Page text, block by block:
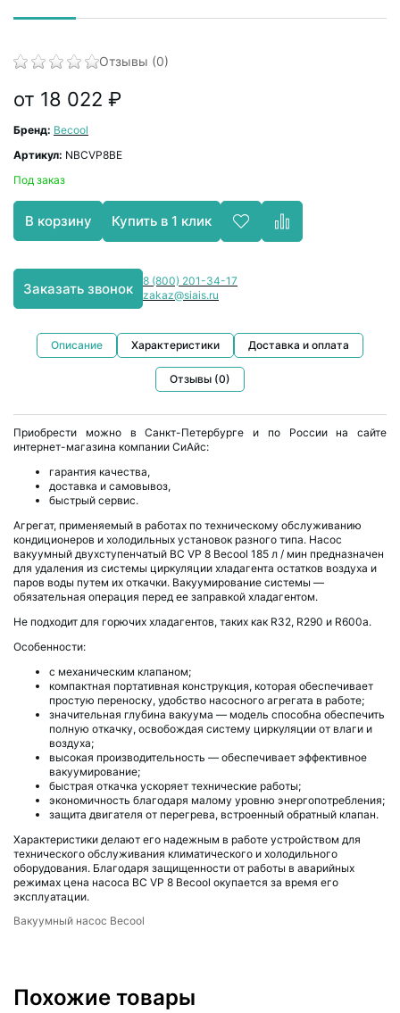
Отзывы (0)
от 18 022 ₽
Бренд: Becool
Артикул: NBCVP8BE
Под заказ
В корзину Купить в 1 клик
Заказать звонок
8 (800) 201-34-17
zakaz@siais.ru
Описание Характеристики Доставка и оплата
Отзывы (0)
Приобрести можно в Санкт-Петербурге и по России на сайте
интернет-магазина компании СиАйс:
гарантия качества,
доставка и самовывоз,
быстрый сервис.
Агрегат, применяемый в работах по техническому обслуживанию
кондиционеров и холодильных установок разного типа. Насос
вакуумный двухступенчатый BC VP 8 Becool 185 л / мин предназначен
для удаления из системы циркуляции хладагента остатков воздуха и
паров воды путем их откачки. Вакуумирование системы —
обязательная операция перед ее заправкой хладагентом.
Не подходит для горючих хладагентов, таких как R32, R290 и R600a.
Особенности:
с механическим клапаном;
компактная портативная конструкция, которая обеспечивает
простую переноску, удобство насосного агрегата в работе;
значительная глубина вакуума — модель способна обеспечить
полную откачку, освобождая систему циркуляции от влаги и
воздуха;
высокая производительность — обеспечивает эффективное
вакуумирование;
быстрая откачка ускоряет технические работы;
экономичность благодаря малому уровню энергопотребления;
защита двигателя от перегрева, встроенный обратный клапан.
Характеристики делают его надежным в работе устройством для
технического обслуживания климатического и холодильного
оборудования. Благодаря защищенности от работы в аварийных
режимах цена насоса BC VP 8 Becool окупается за время его
эксплуатации.
Вакуумный насос Becool
Похожие товары